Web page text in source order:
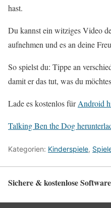
hast.
Du kannst ein witziges Video
aufnehmen und es an deine
So spielst du: Tippe an
damit er das tut, was du
Lade es kostenlos fürAndroid
Talking Ben the Dog
Kategorien: Kinderspiele,
Sichere & kostenlose